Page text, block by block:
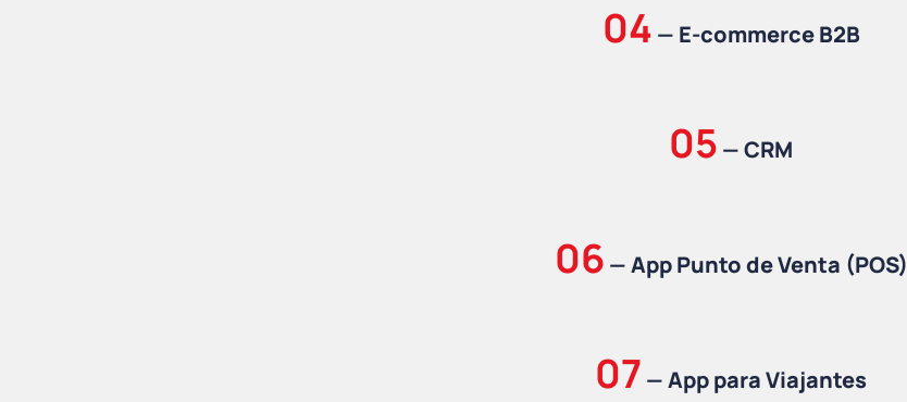
04 — E-commerce B2B
05 —CRM
06 —App Punto de Venta (POS)
07 —App para Viajantes